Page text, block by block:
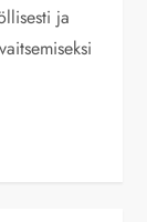
ja